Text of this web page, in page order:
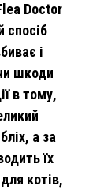
Doctor
спосіб
і
шкоди
в тому,
а за
їх
котів,